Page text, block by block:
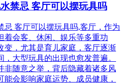
禁忌 客厅可以摆玩具吗
忌 客厅可以摆玩具吗,客厅，作为
着会客、休闲、娱乐等多重功
变，尤其是育儿家庭，客厅逐渐
大型玩具的出现也愈发普遍。
非随意之举，背后隐藏着诸多风
能会影响家庭运势、成员健康，